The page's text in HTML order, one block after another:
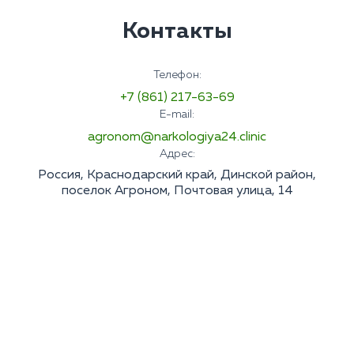
Контакты
Телефон:
+7 (861) 217-63-69
E-mail:
agronom@narkologiya24.clinic
Адрес:
Россия, Краснодарский край, Динской район,
поселок Агроном, Почтовая улица, 14